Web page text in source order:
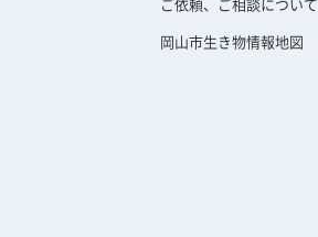
岡山市生き物情報地図